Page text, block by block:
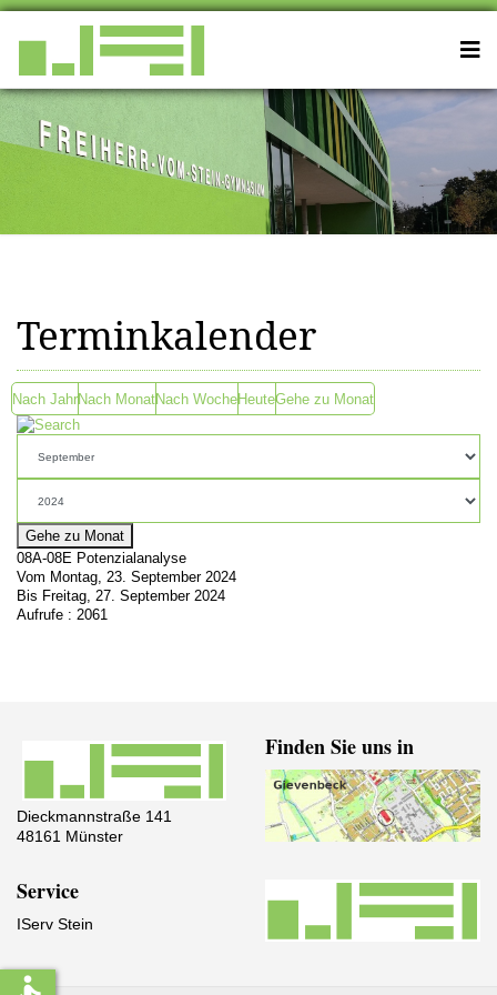
Terminkalender
Nach JahrNach MonatNach WocheHeuteGehe zu Monat
Gehe zu Monat
08A-08E Potenzialanalyse
Vom Montag, 23. September 2024
Bis Freitag, 27. September 2024
Aufrufe : 2061
Dieckmannstraße 141
48161 Münster
Finden Sie uns in
Service
IServ Stein